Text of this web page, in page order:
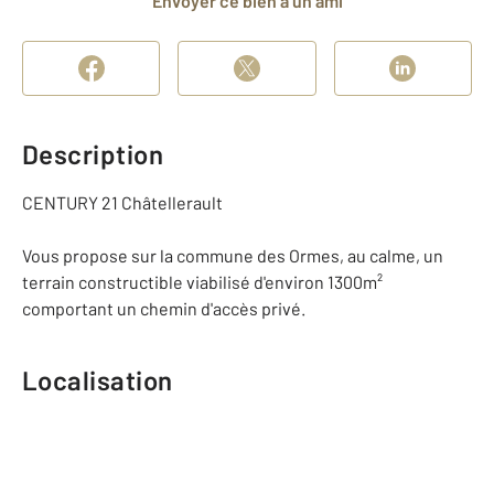
Description
CENTURY 21 Châtellerault
Vous propose sur la commune des Ormes, au calme, un
terrain constructible viabilisé d'environ 1300m²
comportant un chemin d'accès privé.
Localisation